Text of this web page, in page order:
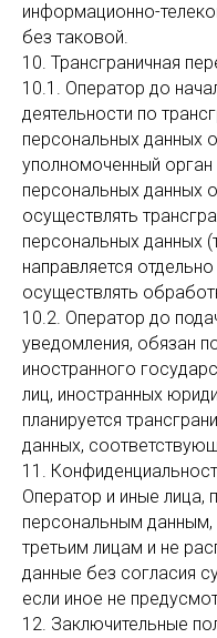
информационно-
без таковой.
10. Трансграничная
10.1. Оператор до
деятельности по
персональных данных
уполномоченный
персональных данных
осуществлять
персональных данных
направляется
осуществлять
10.2. Оператор до
уведомления, обязан
иностранного
лиц, иностранных
планируется
данных,
11.
Оператор и иные лица,
персональным
третьим лицам и не
данные без согласия
если иное не
12. Заключительные